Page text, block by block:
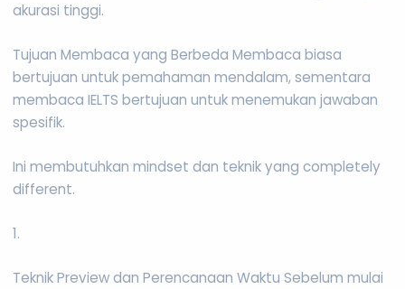
akurasi tinggi.
Tujuan Membaca yang Berbeda Membaca biasa
bertujuan untuk pemahaman mendalam, sementara
membaca IELTS bertujuan untuk menemukan jawaban
spesifik.
Ini membutuhkan mindset dan teknik yang completely
different.
1.
Teknik Preview dan Perencanaan Waktu Sebelum mulai